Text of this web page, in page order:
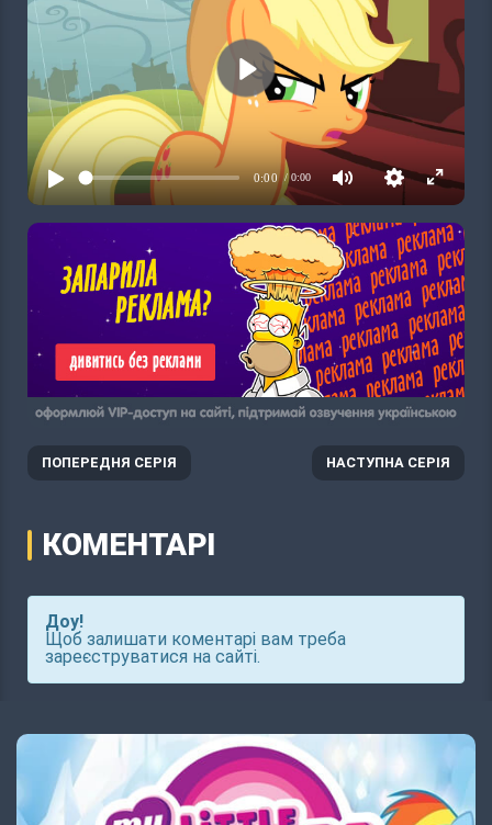
ПОПЕРЕДНЯ СЕРІЯ НАСТУПНА СЕРІЯ
КОМЕНТАРІ
Доу!
Щоб залишати коментарі вам треба
зареєструватися на сайті.